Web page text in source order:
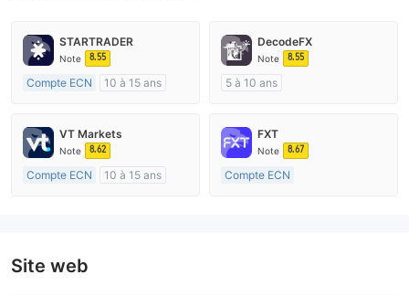
STARTRADER
Note 8.55
Compte ECN
10 à 15 ans
Market Making (MM)
Etiquette principale MT4
DecodeFX
Note 8.55
5 à 10 ans
Market Making (MM)
Etiquette principale MT4
VT Markets
Note 8.62
Compte ECN
10 à 15 ans
FXT
Note 8.67
Compte ECN
Site web